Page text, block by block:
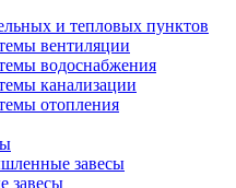
и тепловых пунктов
вентиляции
водоснабжения
канализации
отопления
завесы
завесы